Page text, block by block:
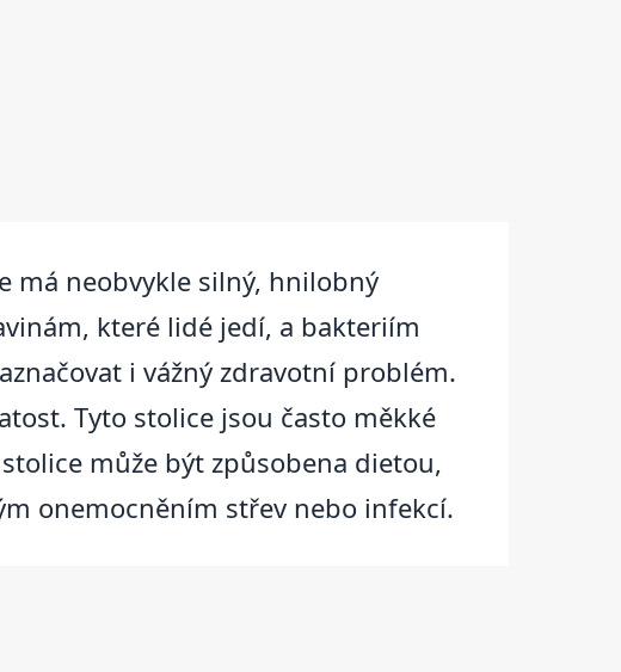
má neobvykle silný, hnilobný
které lidé jedí, a bakteriím
i vážný zdravotní problém.
Tyto stolice jsou často měkké
může být způsobena dietou,
onemocněním střev nebo infekcí.